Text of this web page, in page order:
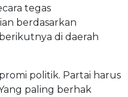
tegas
berdasarkan
di daerah
politik. Partai harus
paling berhak